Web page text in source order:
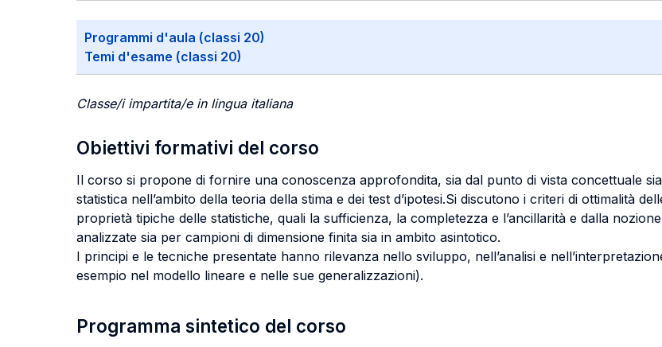
Programmi d'aula (classi 20)
Temi d'esame (classi 20)
Classe/i impartita/e in lingua italiana
Obiettivi formativi del corso
Il corso si propone di fornire una conoscenza approfondita, sia dal punto di vista concettuale
statistica nell’ambito della teoria della stima e dei test d’ipotesi.Si discutono i criteri di ottimalità
proprietà tipiche delle statistiche, quali la sufficienza, la completezza e l’ancillarità e dalla
analizzate sia per campioni di dimensione finita sia in ambito asintotico.
I principi e le tecniche presentate hanno rilevanza nello sviluppo, nell’analisi e
esempio nel modello lineare e nelle sue generalizzazioni).
Programma sintetico del corso